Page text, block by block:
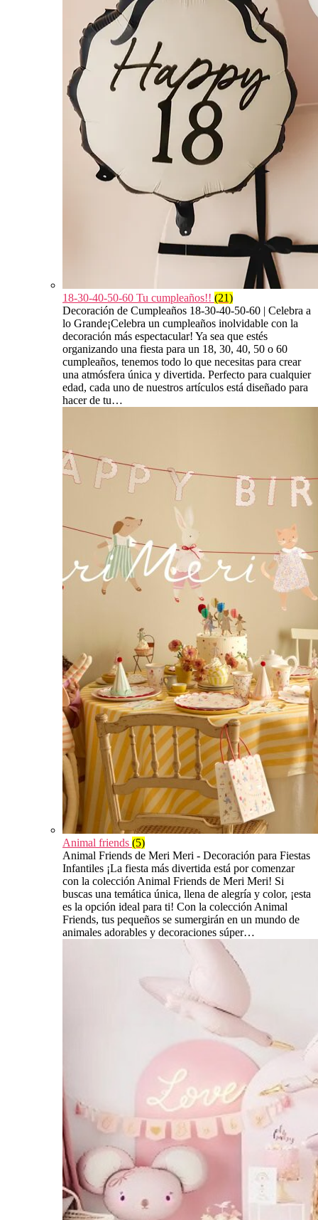
18-30-40-50-60 Tu cumpleaños!! (21)
Decoración de Cumpleaños 18-30-40-50-60 | Celebra a
lo Grande¡Celebra un cumpleaños inolvidable con la
decoración más espectacular! Ya sea que estés
organizando una fiesta para un 18, 30, 40, 50 o 60
cumpleaños, tenemos todo lo que necesitas para crear
una atmósfera única y divertida. Perfecto para cualquier
edad, cada uno de nuestros artículos está diseñado para
hacer de tu…
Animal friends (5)
Animal Friends de Meri Meri - Decoración para Fiestas
Infantiles ¡La fiesta más divertida está por comenzar
con la colección Animal Friends de Meri Meri! Si
buscas una temática única, llena de alegría y color, ¡esta
es la opción ideal para ti! Con la colección Animal
Friends, tus pequeños se sumergirán en un mundo de
animales adorables y decoraciones súper…